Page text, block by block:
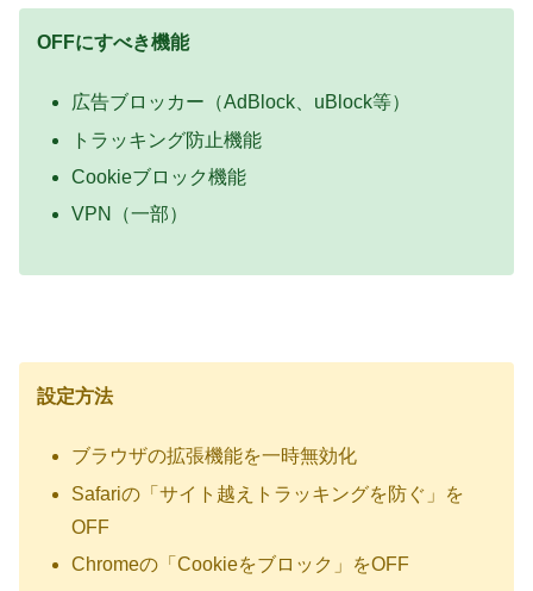
OFFにすべき機能
広告ブロッカー（AdBlock、uBlock等）
トラッキング防止機能
Cookieブロック機能
VPN（一部）
設定方法
ブラウザの拡張機能を一時無効化
Safariの「サイト越えトラッキングを防ぐ」を
OFF
Chromeの「Cookieをブロック」をOFF